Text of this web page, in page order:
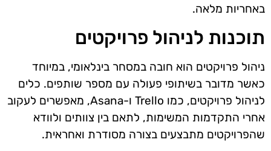
באחריות מלאה.
תוכנות לניהול פרויקטים
ניהול פרויקטים הוא חובה במסחר בינלאומי, במיוחד
כאשר מדובר בשיתופי פעולה עם מספר שותפים. כלים
לניהול פרויקטים, כמו Trello ו-Asana, מאפשרים לעקוב
אחרי התקדמות המשימות, לתאם בין צוותים ולוודא
שהפרויקטים מתבצעים בצורה מסודרת ואחראית.